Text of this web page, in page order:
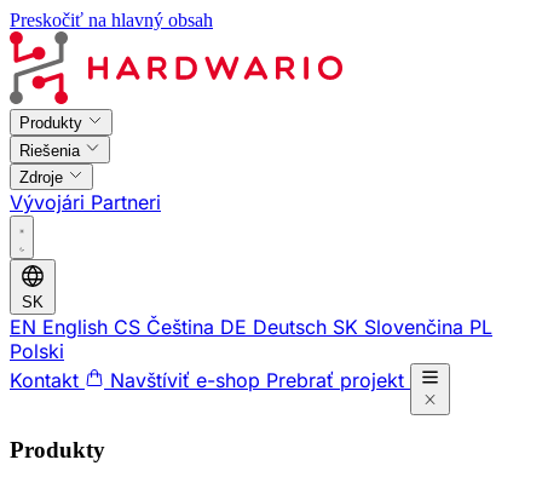
Preskočiť na hlavný obsah
Produkty
Riešenia
Zdroje
Vývojári Partneri
SK
EN English CS Čeština DE Deutsch SK Slovenčina PL
Polski
Kontakt
Navštíviť e-shop Prebrať projekt
Produkty